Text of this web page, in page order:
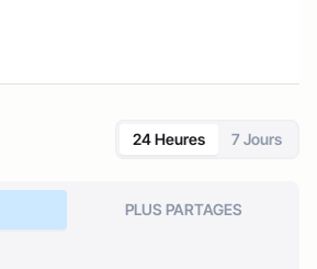
24 Heures 7 Jours
PLUS PARTAGES